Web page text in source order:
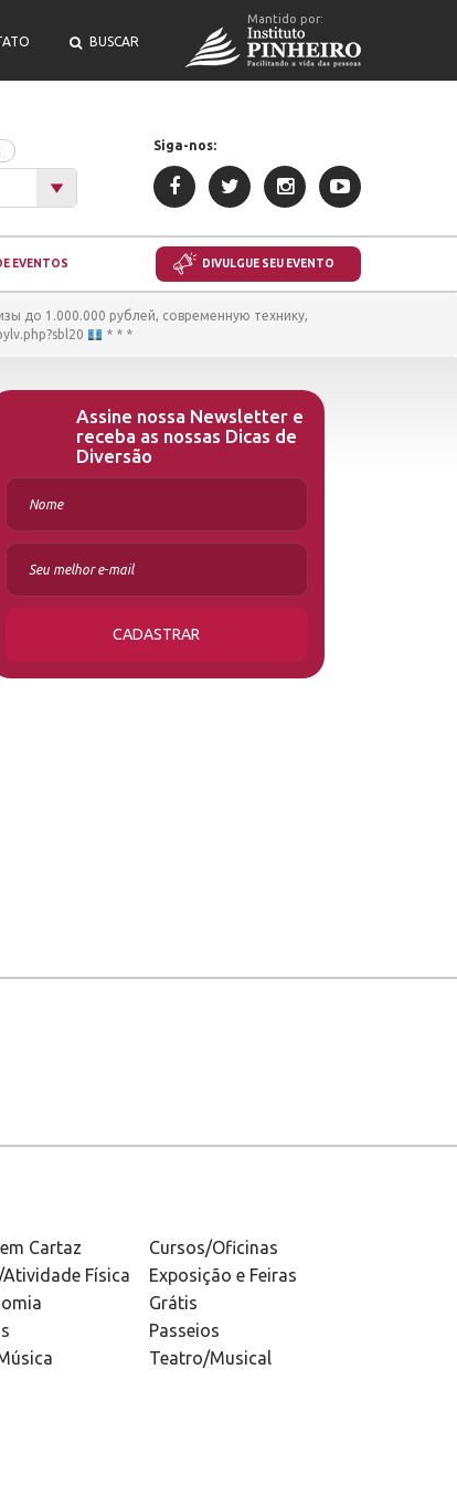
BUSCAR
Mantido por:
Siga-nos:
EVENTOS DIVULGUE SEU EVENTO
до 1.000.000 рублей, современную технику,
* * *
Assine nossa Newsletter e
receba as nossas Dicas de
Diversão
CADASTRAR
Cartaz
Cursos/Oficinas
Física
Exposição e Feiras
Grátis
Passeios
Teatro/Musical